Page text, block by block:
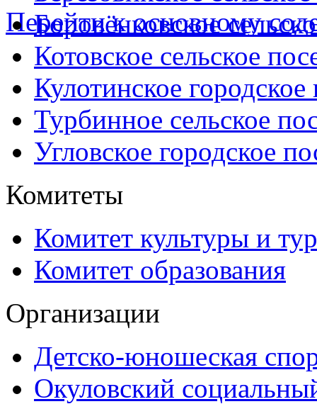
Перейти к основному
Боровёнковское
Котовское сельское
Кулотинское городское
Турбинное сельское
Угловское городское
Комитеты
Комитет культуры и
Комитет образования
Организации
Детско-юношеская
Окуловский